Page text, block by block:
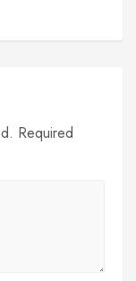
Required